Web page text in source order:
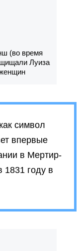
(во время
Луиза
символ
впервые
в Мертир-
1831 году в